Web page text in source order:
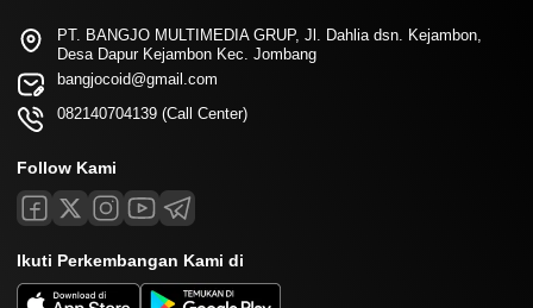
PT. BANGJO MULTIMEDIA GRUP, Jl. Dahlia dsn. Kejambon,
Desa Dapur Kejambon Kec. Jombang
bangjocoid@gmail.com
082140704139 (Call Center)
Follow Kami
Ikuti Perkembangan Kami di